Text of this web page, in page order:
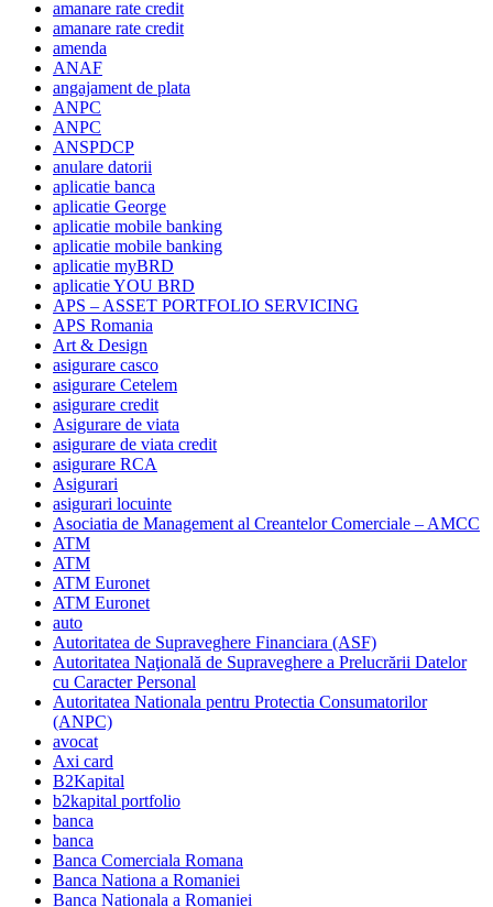
amanare rate credit
amanare rate credit
amenda
ANAF
angajament de plata
ANPC
ANPC
ANSPDCP
anulare datorii
aplicatie banca
aplicatie George
aplicatie mobile banking
aplicatie mobile banking
aplicatie myBRD
aplicatie YOU BRD
APS – ASSET PORTFOLIO SERVICING
APS Romania
Art & Design
asigurare casco
asigurare Cetelem
asigurare credit
Asigurare de viata
asigurare de viata credit
asigurare RCA
Asigurari
asigurari locuinte
Asociatia de Management al Creantelor Comerciale – AMCC
ATM
ATM
ATM Euronet
ATM Euronet
auto
Autoritatea de Supraveghere Financiara (ASF)
Autoritatea Naţională de Supraveghere a Prelucrării Datelor
cu Caracter Personal
Autoritatea Nationala pentru Protectia Consumatorilor
(ANPC)
avocat
Axi card
B2Kapital
b2kapital portfolio
banca
banca
Banca Comerciala Romana
Banca Nationa a Romaniei
Banca Nationala a Romaniei